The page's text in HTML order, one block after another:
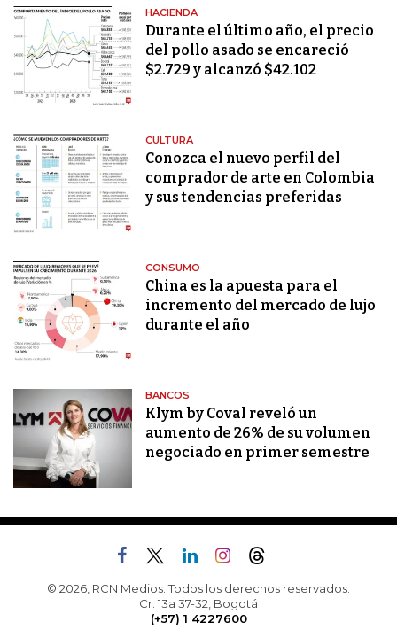
HACIENDA
Durante el último año, el precio
del pollo asado se encareció
$2.729 y alcanzó $42.102
CULTURA
Conozca el nuevo perfil del
comprador de arte en Colombia
y sus tendencias preferidas
CONSUMO
China es la apuesta para el
incremento del mercado de lujo
durante el año
BANCOS
Klym by Coval reveló un
aumento de 26% de su volumen
negociado en primer semestre
© 2026, RCN Medios. Todos los derechos reservados.
Cr. 13a 37-32, Bogotá
(+57) 1 4227600